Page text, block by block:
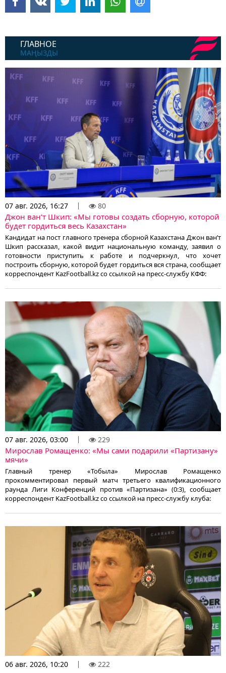
ГЛАВНОЕ
МАҢЫЗДЫ
07 авг. 2026, 16:27 80
Джон ван’т Шкип: «Мы готовы создать сборную, которой
будет гордиться весь Казахстан»
Кандидат на пост главного тренера сборной Казахстана Джон ван’т
Шкип рассказал, какой видит национальную команду, заявил о
готовности приступить к работе и подчеркнул, что хочет
построить сборную, которой будет гордиться вся страна, сообщает
корреспондент KazFootball.kz со ссылкой на пресс-службу КФФ:
07 авг. 2026, 03:00 229
Мирослав Ромащенко: «Мы сами подарили «Партизану»
мячи»
Главный тренер «Тобыла» Мирослав Ромащенко
прокомментировал первый матч третьего квалификационного
раунда Лиги Конференций против «Партизана» (0:3), сообщает
корреспондент KazFootball.kz со ссылкой на пресс-службу клуба:
06 авг. 2026, 10:20 222